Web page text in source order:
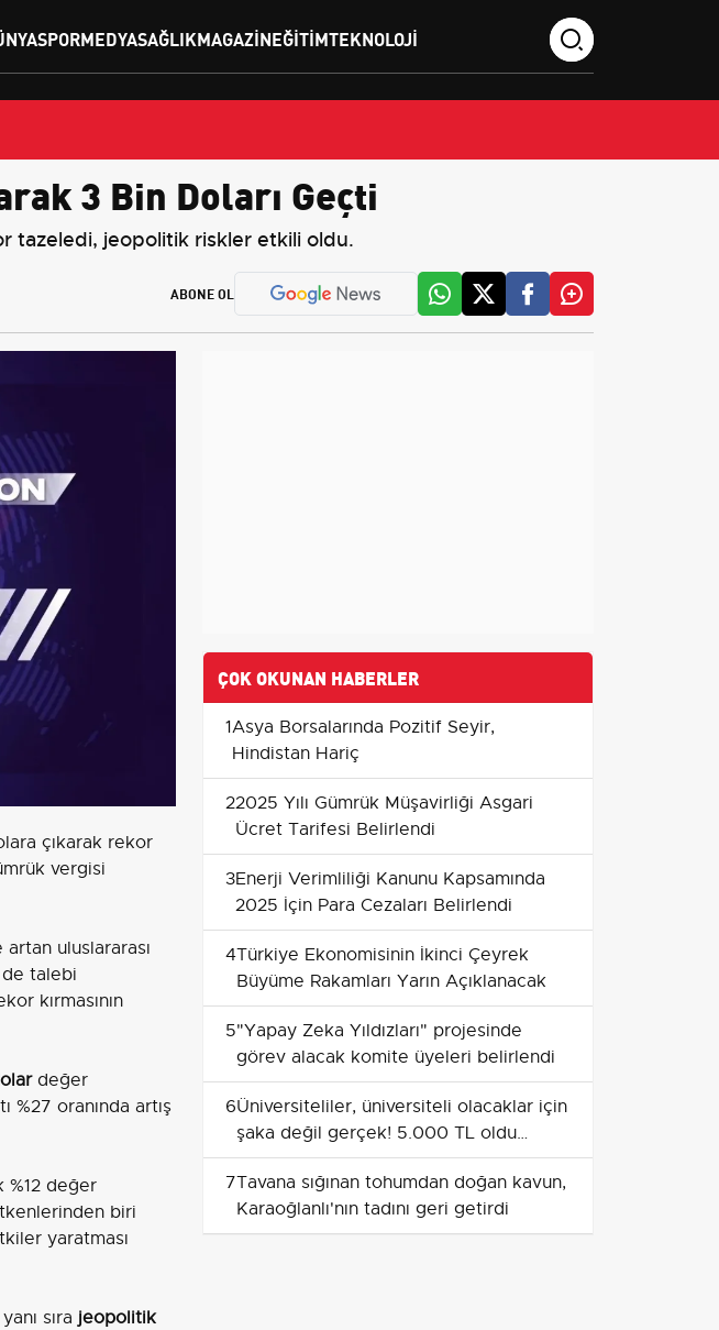
SPORMEDYASAĞLIKMAGAZINEĞITIMTEKNOLOJI
3 Bin Doları Geçti
tazeledi, jeopolitik riskler etkili oldu.
ABONE OL
çıkarak rekor
vergisi
uluslararası
de talebi
kırmasının
değer
%27 oranında artış
%12 değer
biri
yaratması
sıra jeopolitik
ÇOK OKUNAN HABERLER
1Asya Borsalarında Pozitif Seyir,
Hindistan Hariç
22025 Yılı Gümrük Müşavirliği Asgari
Ücret Tarifesi Belirlendi
3Enerji Verimliliği Kanunu Kapsamında
2025 İçin Para Cezaları Belirlendi
4Türkiye Ekonomisinin İkinci Çeyrek
Büyüme Rakamları Yarın Açıklanacak
5"Yapay Zeka Yıldızları" projesinde
görev alacak komite üyeleri belirlendi
6Üniversiteliler, üniversiteli olacaklar için
şaka değil gerçek! 5.000 TL oldu
herkesi zorlayacak
7Tavana sığınan tohumdan doğan kavun,
Karaoğlanlı'nın tadını geri getirdi